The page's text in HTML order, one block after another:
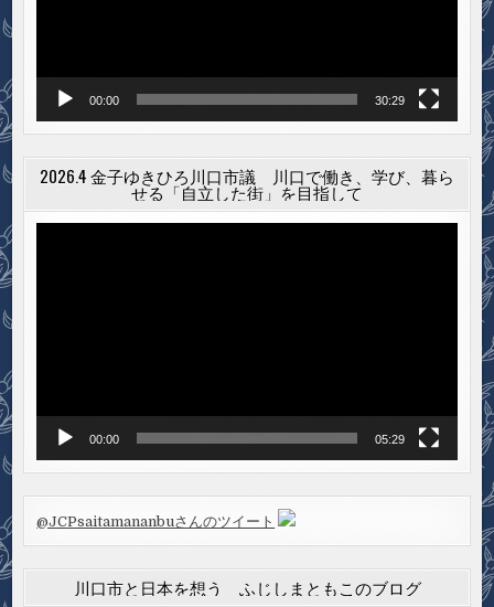
00:00 30:29
2026.4 金子ゆきひろ川口市議 川口で働き、学び、暮ら
せる「自立した街」を目指して
00:00 05:29
@JCPsaitamananbuさんのツイート
川口市と日本を想う ふじしまともこのブログ